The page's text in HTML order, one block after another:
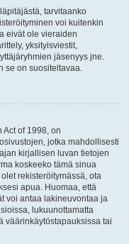
tarvitaanko
voi kuitenkin
eivät ole vieraiden
yksityisviestit,
jäsenyys jne.
se on suositeltavaa.
Act of 1998, on
jotka mahdollisesti
kirjallisen luvan tietojen
koskeeko tämä sinua
rekisteröitymässä, ota
apua. Huomaa, että
voi antaa lakineuvontaa ja
lukuunottamatta
väärinkäytöstapauksissa tai